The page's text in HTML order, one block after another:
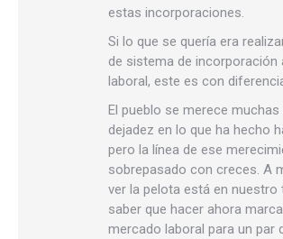
estas incorporaciones.
Si lo que se quería era
de sistema de incorporación
laboral, este es con
El pueblo se merece
dejadez en lo que ha hecho
pero la línea de ese
sobrepasado con creces. A
ver la pelota está en nuestro
saber que hacer ahora
mercado laboral para un par